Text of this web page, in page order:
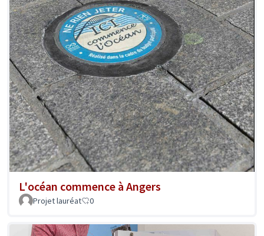
L'océan commence à Angers
Projet lauréat 0